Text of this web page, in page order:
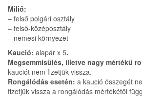
Miliő:
– felső polgári osztály
– felső-középosztály
– nemesi környezet
Kaució: alapár x 5.
Megsemmisülés, illetve nagy mértékű
kauciót nem fizetjük vissza.
Rongálódás esetén: a kaució összegét
fizetjük vissza a rongálódás mértékétől